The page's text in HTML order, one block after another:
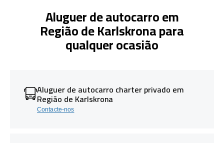
Aluguer de autocarro em
Região de Karlskrona para
qualquer ocasião
Aluguer de autocarro charter privado em
Região de Karlskrona
Contacte-nos